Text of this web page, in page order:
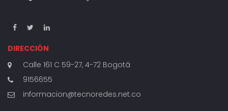
DIRECCIÓN
Calle 161 C 59-27, 4-72 Bogotá
9156655
informacion@tecnoredes.net.co